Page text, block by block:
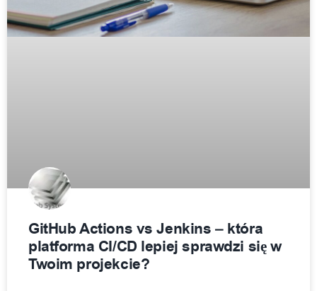
GitHub Actions vs Jenkins – która
platforma CI/CD lepiej sprawdzi się w
Twoim projekcie?